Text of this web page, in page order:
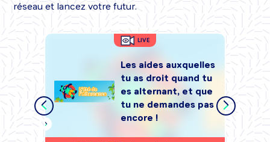
réseau et lancez votre futur.
LIVE
Les aides auxquelles
tu as droit quand tu
es alternant, et que
tu ne demandes pas
encore !